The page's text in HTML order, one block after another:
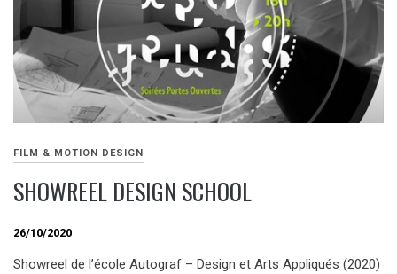
FILM & MOTION DESIGN
SHOWREEL DESIGN SCHOOL
26/10/2020
Showreel de l’école Autograf – Design et Arts Appliqués (2020)